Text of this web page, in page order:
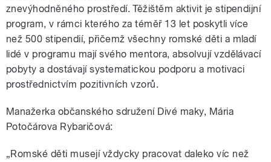
znevýhodněného prostředí. Těžištěm aktivit je stipendijní
program, v rámci kterého za téměř 13 let poskytli více
než 500 stipendií, přičemž všechny romské děti a mladí
lidé v programu mají svého mentora, absolvují vzdělávací
pobyty a dostávají systematickou podporu a motivaci
prostřednictvím pozitivních vzorů.
Manažerka občanského sdružení Divé maky, Mária
Potočárova Rybaričová:
„Romské děti musejí vždycky pracovat daleko víc než